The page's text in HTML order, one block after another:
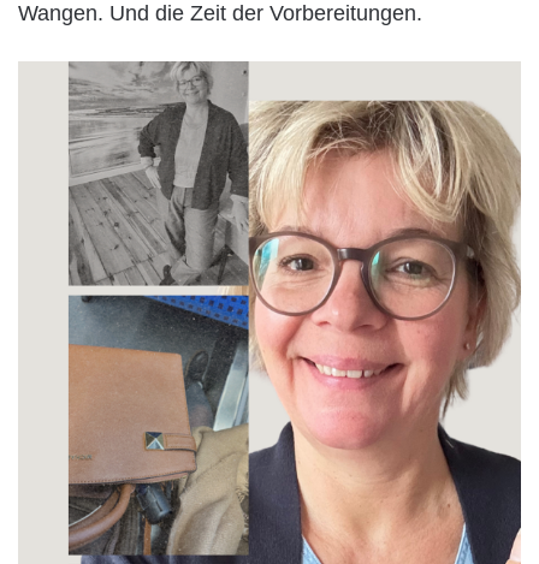
Wangen. Und die Zeit der Vorbereitungen.